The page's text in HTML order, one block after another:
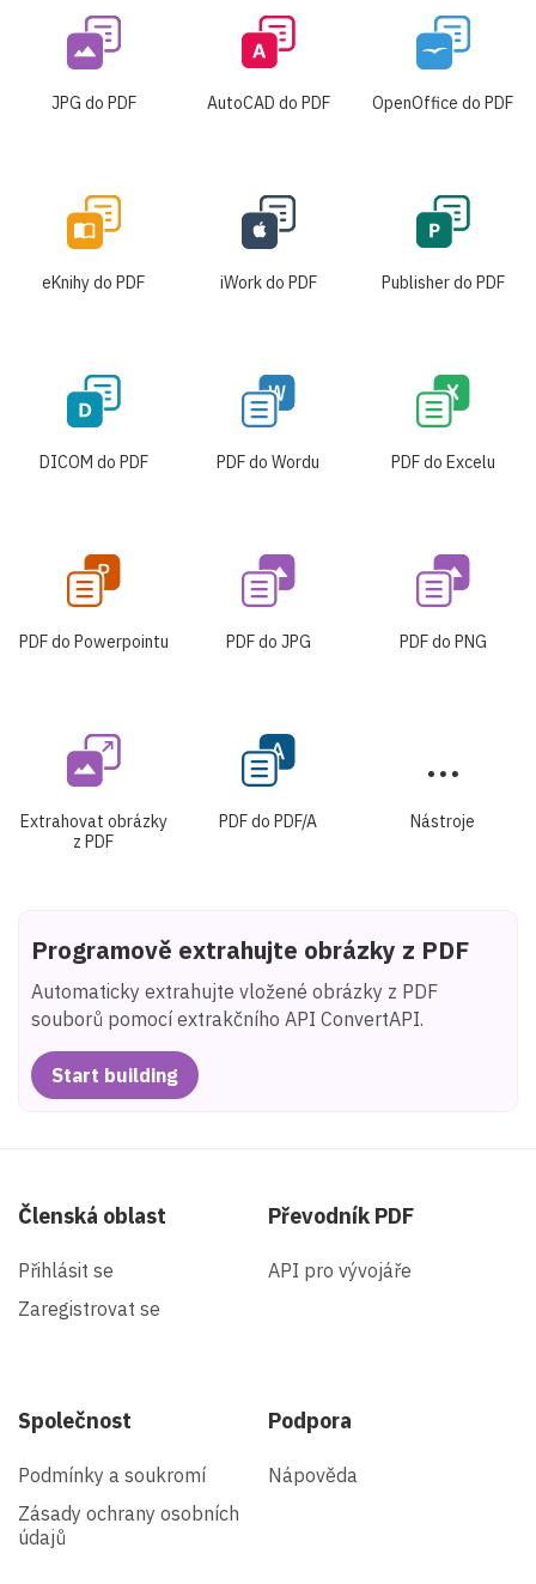
JPG do PDF AutoCAD do PDF OpenOffice do PDF
eKnihy do PDF iWork do PDF Publisher do PDF
DICOM do PDF PDF do Wordu PDF do Excelu
PDF do Powerpointu PDF do JPG PDF do PNG
Extrahovat obrázky
z PDF
PDF do PDF/A Nástroje
Programově extrahujte obrázky z PDF
Automaticky extrahujte vložené obrázky z PDF
souborů pomocí extrakčního API ConvertAPI.
Start building
Členská oblast
Přihlásit se
Zaregistrovat se
Převodník PDF
API pro vývojáře
Společnost
Podmínky a soukromí
Zásady ochrany osobních
údajů
Podpora
Nápověda